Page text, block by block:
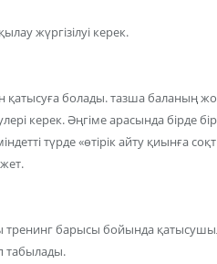
жүргізілуі керек.
болады. тазша баланың
керек. Әңгіме арасында бірде
түрде «өтірік айту қиынға
барысы бойында
табылады.